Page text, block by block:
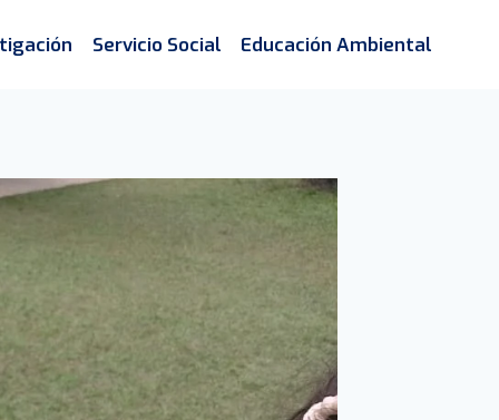
Servicio Social Educación Ambiental